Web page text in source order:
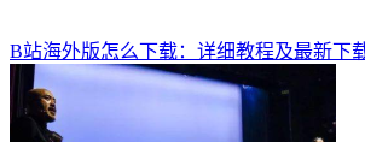
B站海外版怎么下载：详细教程及最新下